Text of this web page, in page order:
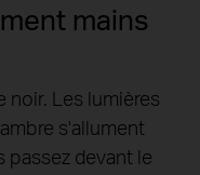
mains
noir. Les lumières
s'allument
devant le